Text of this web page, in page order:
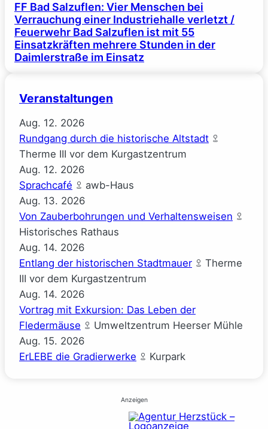
FF Bad Salzuflen: Vier Menschen bei
Verrauchung einer Industriehalle verletzt /
Feuerwehr Bad Salzuflen ist mit 55
Einsatzkräften mehrere Stunden in der
Daimlerstraße im Einsatz
Veranstaltungen
Aug. 12. 2026
Rundgang durch die historische Altstadt
Therme III vor dem Kurgastzentrum
Aug. 12. 2026
Sprachcafé
awb-Haus
Aug. 13. 2026
Von Zauberbohrungen und Verhaltensweisen
Historisches Rathaus
Aug. 14. 2026
Entlang der historischen Stadtmauer
Therme
III vor dem Kurgastzentrum
Aug. 14. 2026
Vortrag mit Exkursion: Das Leben der
Fledermäuse
Umweltzentrum Heerser Mühle
Aug. 15. 2026
ErLEBE die Gradierwerke
Kurpark
Anzeigen